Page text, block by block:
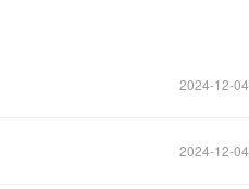
2024-12-04
2024-12-04